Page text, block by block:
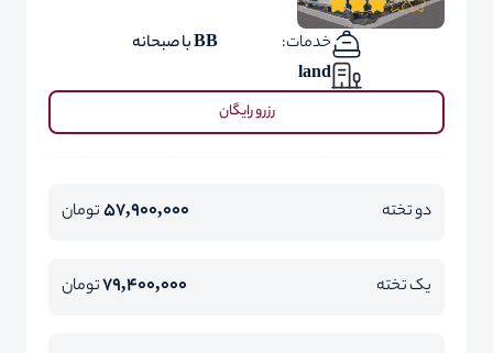
خدمات:
BB با صبحانه
land
رزرو رایگان
دو تخته 57,900,000تومان
یک تخته 79,400,000تومان